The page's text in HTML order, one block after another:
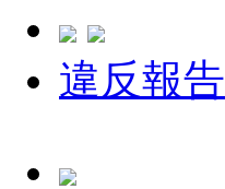
違反報告